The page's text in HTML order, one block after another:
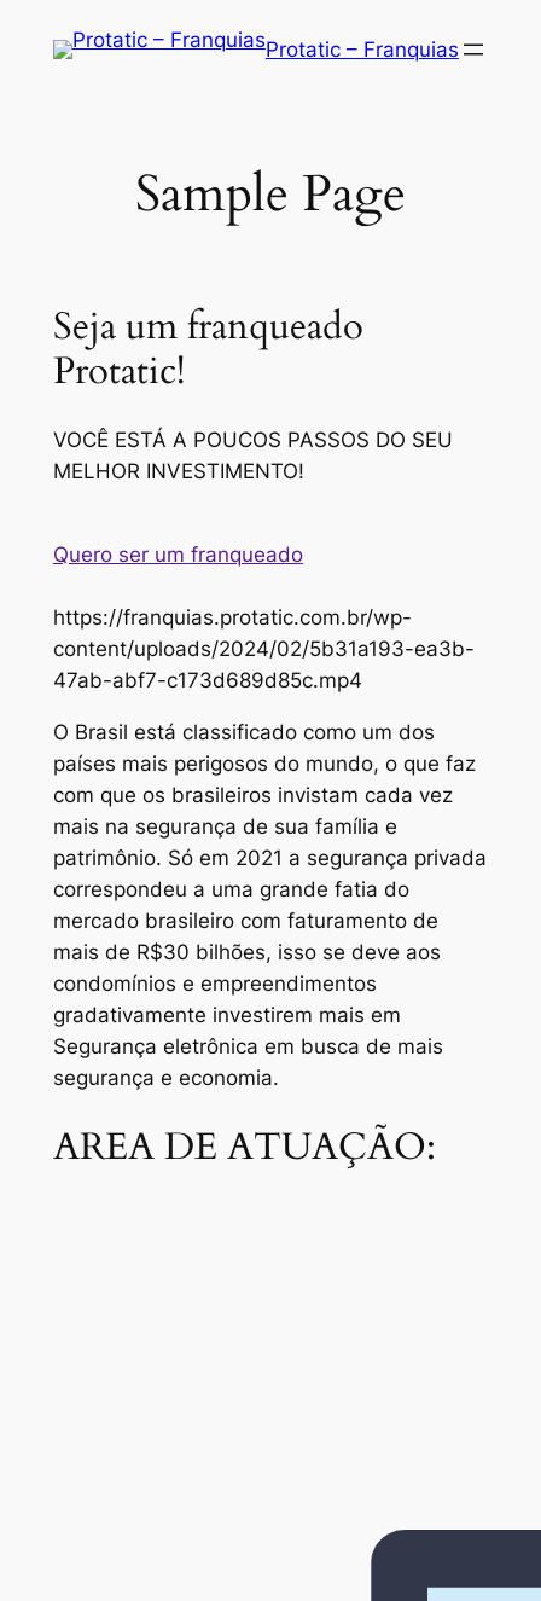
Protatic – Franquias
Sample Page
Seja um franqueado
Protatic!
VOCÊ ESTÁ A POUCOS PASSOS DO SEU
MELHOR INVESTIMENTO!
Quero ser um franqueado
https://franquias.protatic.com.br/wp-
content/uploads/2024/02/5b31a193-ea3b-
47ab-abf7-c173d689d85c.mp4
O Brasil está classificado como um dos
países mais perigosos do mundo, o que faz
com que os brasileiros invistam cada vez
mais na segurança de sua família e
patrimônio. Só em 2021 a segurança privada
correspondeu a uma grande fatia do
mercado brasileiro com faturamento de
mais de R$30 bilhões, isso se deve aos
condomínios e empreendimentos
gradativamente investirem mais em
Segurança eletrônica em busca de mais
segurança e economia.
AREA DE ATUAÇÃO: